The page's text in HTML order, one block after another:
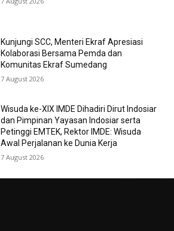
Kunjungi SCC, Menteri Ekraf Apresiasi
Kolaborasi Bersama Pemda dan
Komunitas Ekraf Sumedang
7 August 2026
Wisuda ke-XIX IMDE Dihadiri Dirut Indosiar
dan Pimpinan Yayasan Indosiar serta
Petinggi EMTEK, Rektor IMDE: Wisuda
Awal Perjalanan ke Dunia Kerja
7 August 2026